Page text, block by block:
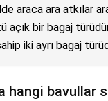
araca ara atkılar
açık bir bagaj
iki ayrı bagaj
hangi bavullar